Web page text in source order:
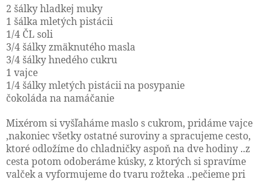
2 šálky hladkej muky
1 šálka mletých pistácii
1/4 ČL soli
3/4 šálky zmäknutého masla
3/4 šálky hnedého cukru
1 vajce
1/4 šálky mletých pistácii na posypanie
čokoláda na namáčanie
Mixérom si vyšľaháme maslo s cukrom, pridáme vajce
,nakoniec všetky ostatné suroviny a spracujeme cesto,
ktoré odložíme do chladničky aspoň na dve hodiny ..z
cesta potom odoberáme kúsky, z ktorých si spravíme
valček a vyformujeme do tvaru rožteka ..pečieme pri